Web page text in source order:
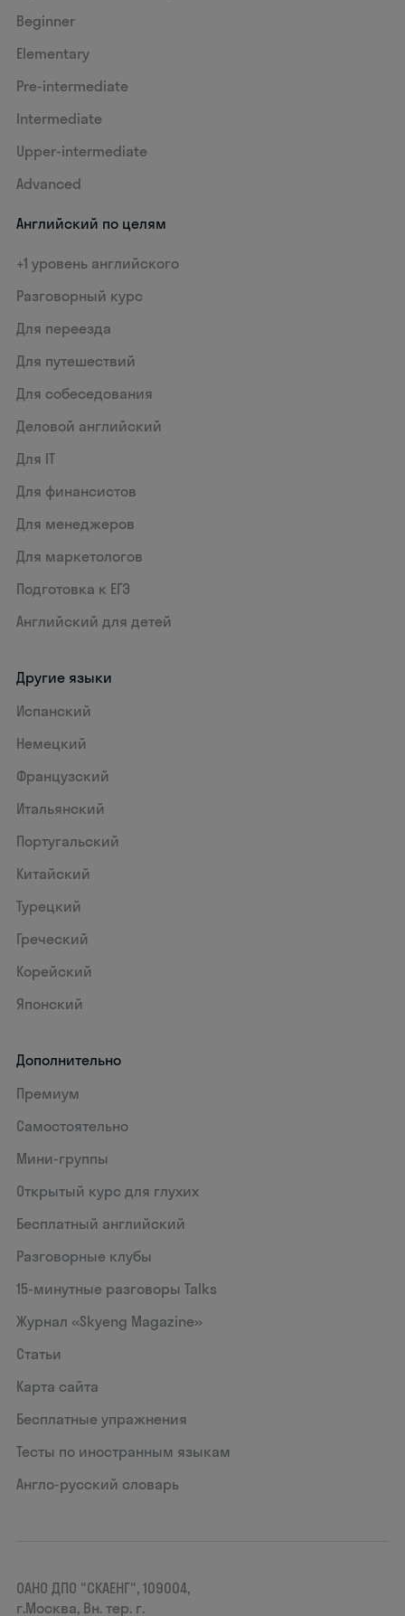
Beginner
Elementary
Pre-intermediate
Intermediate
Upper-intermediate
Advanced
Английский по целям
+1 уровень английского
Разговорный курс
Для переезда
Для путешествий
Для собеседования
Деловой английский
Для IT
Для финансистов
Для менеджеров
Для маркетологов
Подготовка к ЕГЭ
Английский для детей
Другие языки
Испанский
Немецкий
Французский
Итальянский
Португальский
Китайский
Турецкий
Греческий
Корейский
Японский
Дополнительно
Премиум
Самостоятельно
Мини-группы
Открытый курс для глухих
Бесплатный английский
Разговорные клубы
15‑минутные разговоры Talks
Журнал «Skyeng Magazine»
Статьи
Карта сайта
Бесплатные упражнения
Тесты по иностранным языкам
Англо-русский словарь
ОАНО ДПО "СКАЕНГ", 109004,
г.Москва, Вн. тер. г.